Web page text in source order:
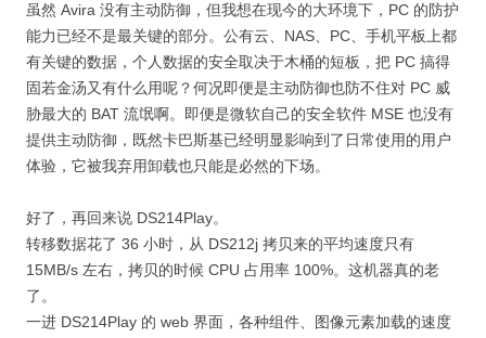
虽然 Avira 没有主动防御，但我想在现今的大环境下，PC 的防护
能力已经不是最关键的部分。公有云、NAS、PC、手机平板上都
有关键的数据，个人数据的安全取决于木桶的短板，把 PC 搞得
固若金汤又有什么用呢？何况即便是主动防御也防不住对 PC 威
胁最大的 BAT 流氓啊。即便是微软自己的安全软件 MSE 也没有
提供主动防御，既然卡巴斯基已经明显影响到了日常使用的用户
体验，它被我弃用卸载也只能是必然的下场。
好了，再回来说 DS214Play。
转移数据花了 36 小时，从 DS212j 拷贝来的平均速度只有
15MB/s 左右，拷贝的时候 CPU 占用率 100%。这机器真的老
了。
一进 DS214Play 的 web 界面，各种组件、图像元素加载的速度